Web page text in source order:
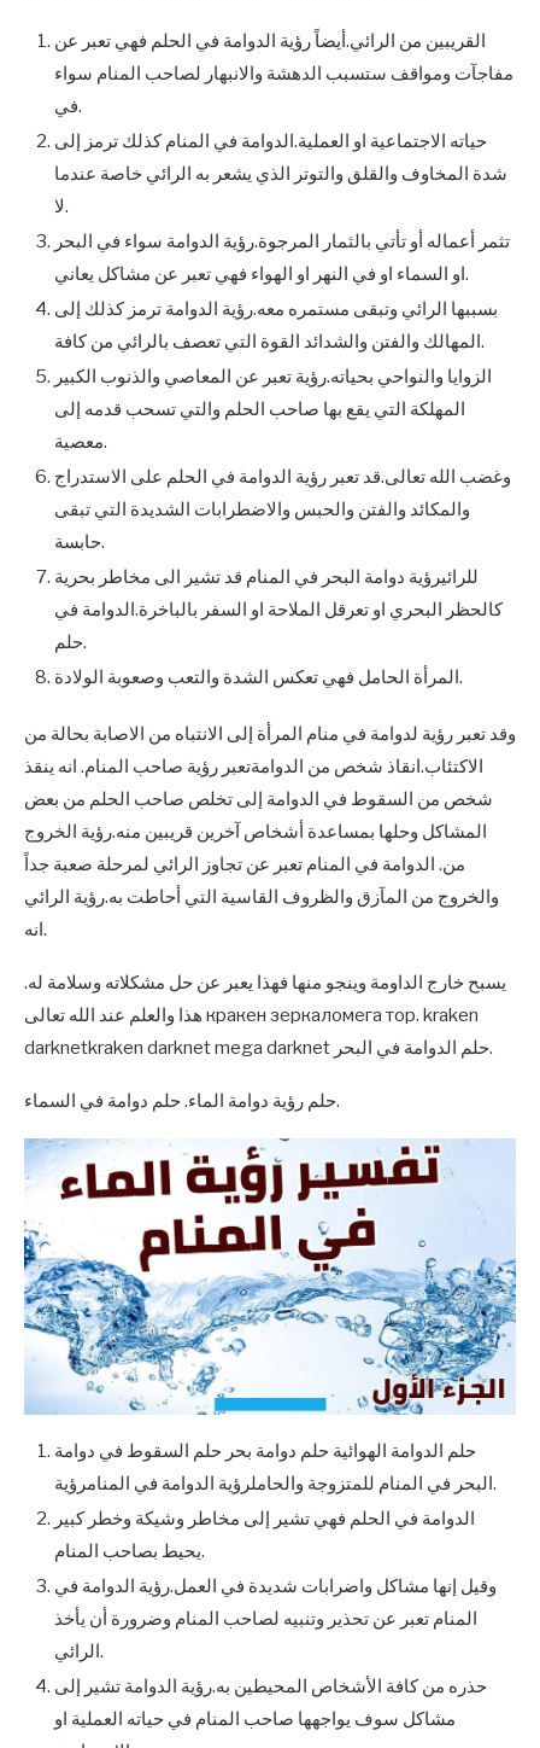
القريبين من الرائي.أيضاً رؤية الدوامة في الحلم فهي تعبر عن
مفاجآت ومواقف ستسبب الدهشة والانبهار لصاحب المنام سواء
في.
حياته الاجتماعية او العملية.الدوامة في المنام كذلك ترمز إلى
شدة المخاوف والقلق والتوتر الذي يشعر به الرائي خاصة عندما
لا.
تثمر أعماله أو تأتي بالثمار المرجوة.رؤية الدوامة سواء في البحر
او السماء او في النهر او الهواء فهي تعبر عن مشاكل يعاني.
بسببها الرائي وتبقى مستمره معه.رؤية الدوامة ترمز كذلك إلى
المهالك والفتن والشدائد القوة التي تعصف بالرائي من كافة.
الزوايا والنواحي بحياته.رؤية تعبر عن المعاصي والذنوب الكبير
المهلكة التي يقع بها صاحب الحلم والتي تسحب قدمه إلى
معصية.
وغضب الله تعالى.قد تعبر رؤية الدوامة في الحلم على الاستدراج
والمكائد والفتن والحبس والاضطرابات الشديدة التي تبقى
حابسة.
للرائيرؤية دوامة البحر في المنام قد تشير الى مخاطر بحرية
كالحظر البحري او تعرقل الملاحة او السفر بالباخرة.الدوامة في
حلم.
المرأة الحامل فهي تعكس الشدة والتعب وصعوبة الولادة.
وقد تعبر رؤية لدوامة في منام المرأة إلى الانتباه من الاصابة بحالة من
الاكتئاب.انقاذ شخص من الدوامةتعبر رؤية صاحب المنام. انه ينقذ
شخص من السقوط في الدوامة إلى تخلص صاحب الحلم من بعض
المشاكل وحلها بمساعدة أشخاص آخرين قريبين منه.رؤية الخروج
من. الدوامة في المنام تعبر عن تجاوز الرائي لمرحلة صعبة جداً
والخروج من المآزق والظروف القاسية التي أحاطت به.رؤية الرائي
انه.
يسبح خارج الداومة وينجو منها فهذا يعبر عن حل مشكلاته وسلامة له.
هذا والعلم عند الله تعالى кракен зеркаломега тор. kraken
darknetkraken darknet mega darknet حلم الدوامة في البحر.
حلم رؤية دوامة الماء. حلم دوامة في السماء.
حلم الدوامة الهوائية حلم دوامة بحر حلم السقوط في دوامة
البحر في المنام للمتزوجة والحاملرؤية الدوامة في المنامرؤية.
الدوامة في الحلم فهي تشير إلى مخاطر وشيكة وخطر كبير
يحيط بصاحب المنام.
وقيل إنها مشاكل واضرابات شديدة في العمل.رؤية الدوامة في
المنام تعبر عن تحذير وتنبيه لصاحب المنام وضرورة أن يأخذ
الرائي.
حذره من كافة الأشخاص المحيطين به.رؤية الدوامة تشير إلى
مشاكل سوف يواجهها صاحب المنام في حياته العملية او